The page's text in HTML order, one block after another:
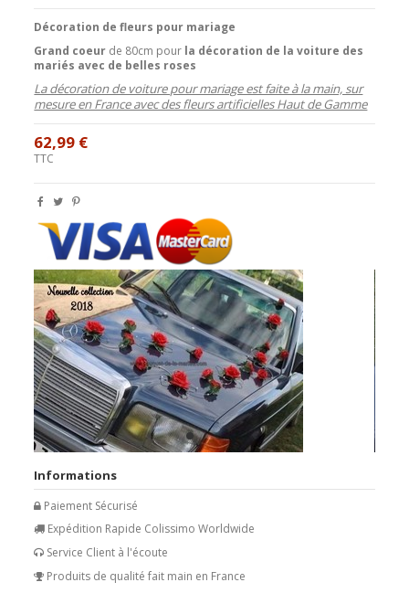
Décoration de fleurs pour mariage
Grand coeur de 80cm pour la décoration de la voiture des
mariés avec de belles roses
La décoration de voiture pour mariage est faite à la main, sur
mesure en France avec des fleurs artificielles Haut de Gamme
62,99 €
TTC
Informations
Paiement Sécurisé
Expédition Rapide Colissimo Worldwide
Service Client à l'écoute
Produits de qualité fait main en France